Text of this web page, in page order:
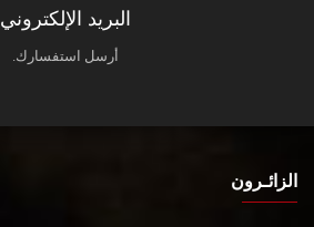
البريد الإلكتروني
أرسل استفسارك.
الزائـرون